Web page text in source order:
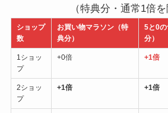
（特典分・通常1倍を
ショップ
数
お買い物マラソン（特
典分）
5と0
分）
1ショッ
プ
+0倍 +1倍
2ショッ
プ
+1倍 +1倍